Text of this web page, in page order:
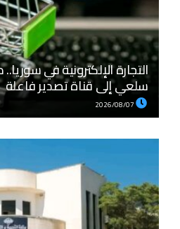
التجارة الإلكترونية في
سلعي إلى قناة تصدير فاعلة